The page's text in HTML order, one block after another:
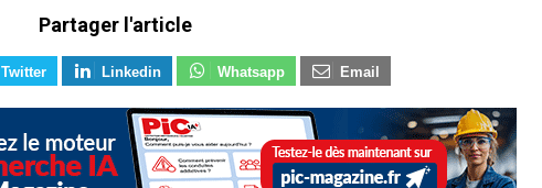
Partager l'article
Twitter Linkedin Whatsapp Email